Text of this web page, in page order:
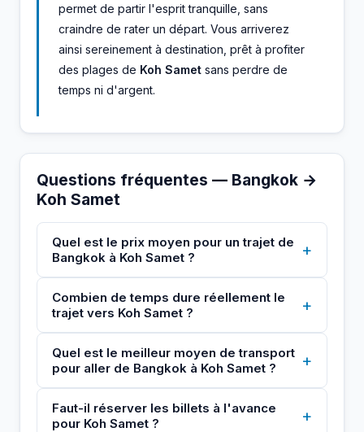
permet de partir l'esprit tranquille, sans
craindre de rater un départ. Vous arriverez
ainsi sereinement à destination, prêt à profiter
des plages de Koh Samet sans perdre de
temps ni d'argent.
Questions fréquentes — Bangkok →
Koh Samet
Quel est le prix moyen pour un trajet de
Bangkok à Koh Samet ?
+
Combien de temps dure réellement le
trajet vers Koh Samet ?
+
Quel est le meilleur moyen de transport
pour aller de Bangkok à Koh Samet ?
+
Faut-il réserver les billets à l'avance
pour Koh Samet ?
+